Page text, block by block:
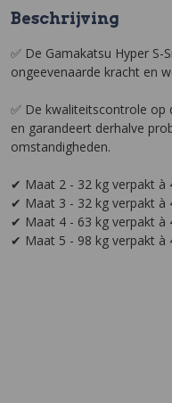
Beschrijving
✅ De Gamakatsu Hyper S-
ongeevenaarde kracht en
✅ De kwaliteitscontrole op
en garandeert derhalve
omstandigheden.
✔ Maat 2 - 32 kg verpakt à
✔ Maat 3 - 32 kg verpakt à
✔ Maat 4 - 63 kg verpakt à
✔ Maat 5 - 98 kg verpakt à